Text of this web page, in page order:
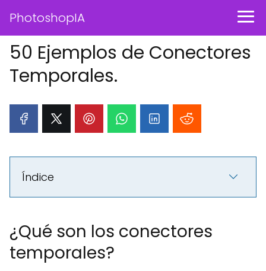
PhotoshopIA
50 Ejemplos de Conectores
Temporales.
Índice
¿Qué son los conectores
temporales?